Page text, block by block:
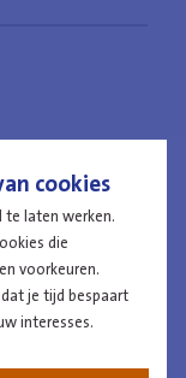
cookies
laten werken.
die
voorkeuren.
je tijd bespaart
interesses.